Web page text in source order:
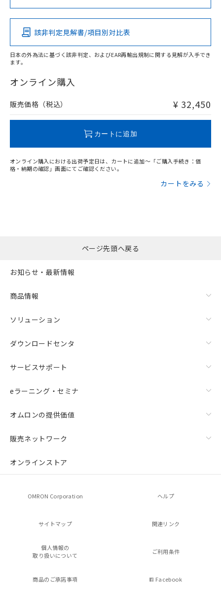
Pb Hg Cd Cr(VI)
O
在庫等で未対応品が混在する可能性があります。
問い合わせください。
この製品の規格認証/適合状況ページへ
その他の認証はこちらのページからご検索ください
該非判定見解書/項目別対比表
日本の外為法に基づく該非判定、およびEAR再輸出規制に関する見解が入手でき
ます。
オンライン購入
販売価格（税込） ¥ 32,450
カートに追加
オンライン購入における出荷予定日は、カートに追加～「ご購入手続き：価
格・納期の確認」画面にてご確認ください。
カートをみる
ページ先頭へ戻る
お知らせ・最新情報
商品情報
ソリューション
ダウンロードセンタ
サービスサポート
eラーニング・セミナ
オムロンの提供価値
販売ネットワーク
オンラインストア
OMRON Corporation ヘルプ
サイトマップ 関連リンク
個人情報の
取り扱いについて
ご利用条件
商品のご承諾事項 Facebook